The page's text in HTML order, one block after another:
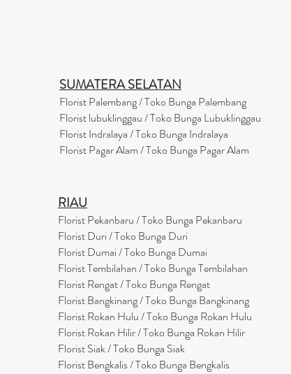
SUMATERA SELATAN
Florist Palembang / Toko Bunga Palembang
Florist lubuklinggau / Toko Bunga Lubuklinggau
Florist Indralaya / Toko Bunga Indralaya
Florist Pagar Alam / Toko Bunga Pagar Alam
RIAU
Florist Pekanbaru / Toko Bunga Pekanbaru
Florist Duri / Toko Bunga Duri
Florist Dumai / Toko Bunga Dumai
Florist Tembilahan / Toko Bunga Tembilahan
Florist Rengat / Toko Bunga Rengat
Florist Bangkinang / Toko Bunga Bangkinang
Florist Rokan Hulu / Toko Bunga Rokan Hulu
Florist Rokan Hilir / Toko Bunga Rokan Hilir
Florist Siak / Toko Bunga Siak
Florist Bengkalis / Toko Bunga Bengkalis